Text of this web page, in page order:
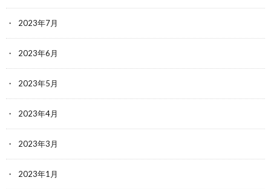
2023年7月
2023年6月
2023年5月
2023年4月
2023年3月
2023年1月